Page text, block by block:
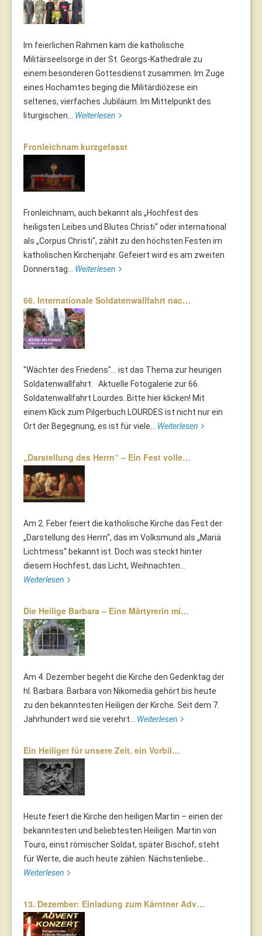
Im feierlichen Rahmen kam die katholische
Militärseelsorge in der St. Georgs-Kathedrale zu
einem besonderen Gottesdienst zusammen. Im Zuge
eines Hochamtes beging die Militärdiözese ein
seltenes, vierfaches Jubiläum. Im Mittelpunkt des
liturgischen... Weiterlesen
Fronleichnam kurzgefasst
Fronleichnam, auch bekannt als „Hochfest des
heiligsten Leibes und Blutes Christi“ oder international
als „Corpus Christi“, zählt zu den höchsten Festen im
katholischen Kirchenjahr. Gefeiert wird es am zweiten
Donnerstag... Weiterlesen
66. Internationale Soldatenwallfahrt nac…
"Wächter des Friedens"... ist das Thema zur heurigen
Soldatenwallfahrt. Aktuelle Fotogalerie zur 66.
Soldatenwallfahrt Lourdes. Bitte hier klicken! Mit
einem Klick zum Pilgerbuch LOURDES ist nicht nur ein
Ort der Begegnung, es ist für viele... Weiterlesen
„Darstellung des Herrn“ – Ein Fest volle…
Am 2. Feber feiert die katholische Kirche das Fest der
„Darstellung des Herrn“, das im Volksmund als „Mariä
Lichtmess“ bekannt ist. Doch was steckt hinter
diesem Hochfest, das Licht, Weihnachten...
Weiterlesen
Die Heilige Barbara – Eine Märtyrerin mi…
Am 4. Dezember begeht die Kirche den Gedenktag der
hl. Barbara. Barbara von Nikomedia gehört bis heute
zu den bekanntesten Heiligen der Kirche. Seit dem 7.
Jahrhundert wird sie verehrt... Weiterlesen
Ein Heiliger für unsere Zeit, ein Vorbil…
Heute feiert die Kirche den heiligen Martin – einen der
bekanntesten und beliebtesten Heiligen. Martin von
Tours, einst römischer Soldat, später Bischof, steht
für Werte, die auch heute zählen: Nächstenliebe...
Weiterlesen
13. Dezember: Einladung zum Kärntner Adv…